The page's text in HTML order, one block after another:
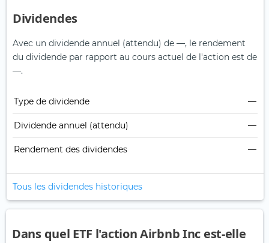
Dividendes
Avec un dividende annuel (attendu) de —, le rendement
du dividende par rapport au cours actuel de l'action est de
—.
Type de dividende —
Dividende annuel (attendu) —
Rendement des dividendes —
Tous les dividendes historiques
Dans quel ETF l'action Airbnb Inc est-elle